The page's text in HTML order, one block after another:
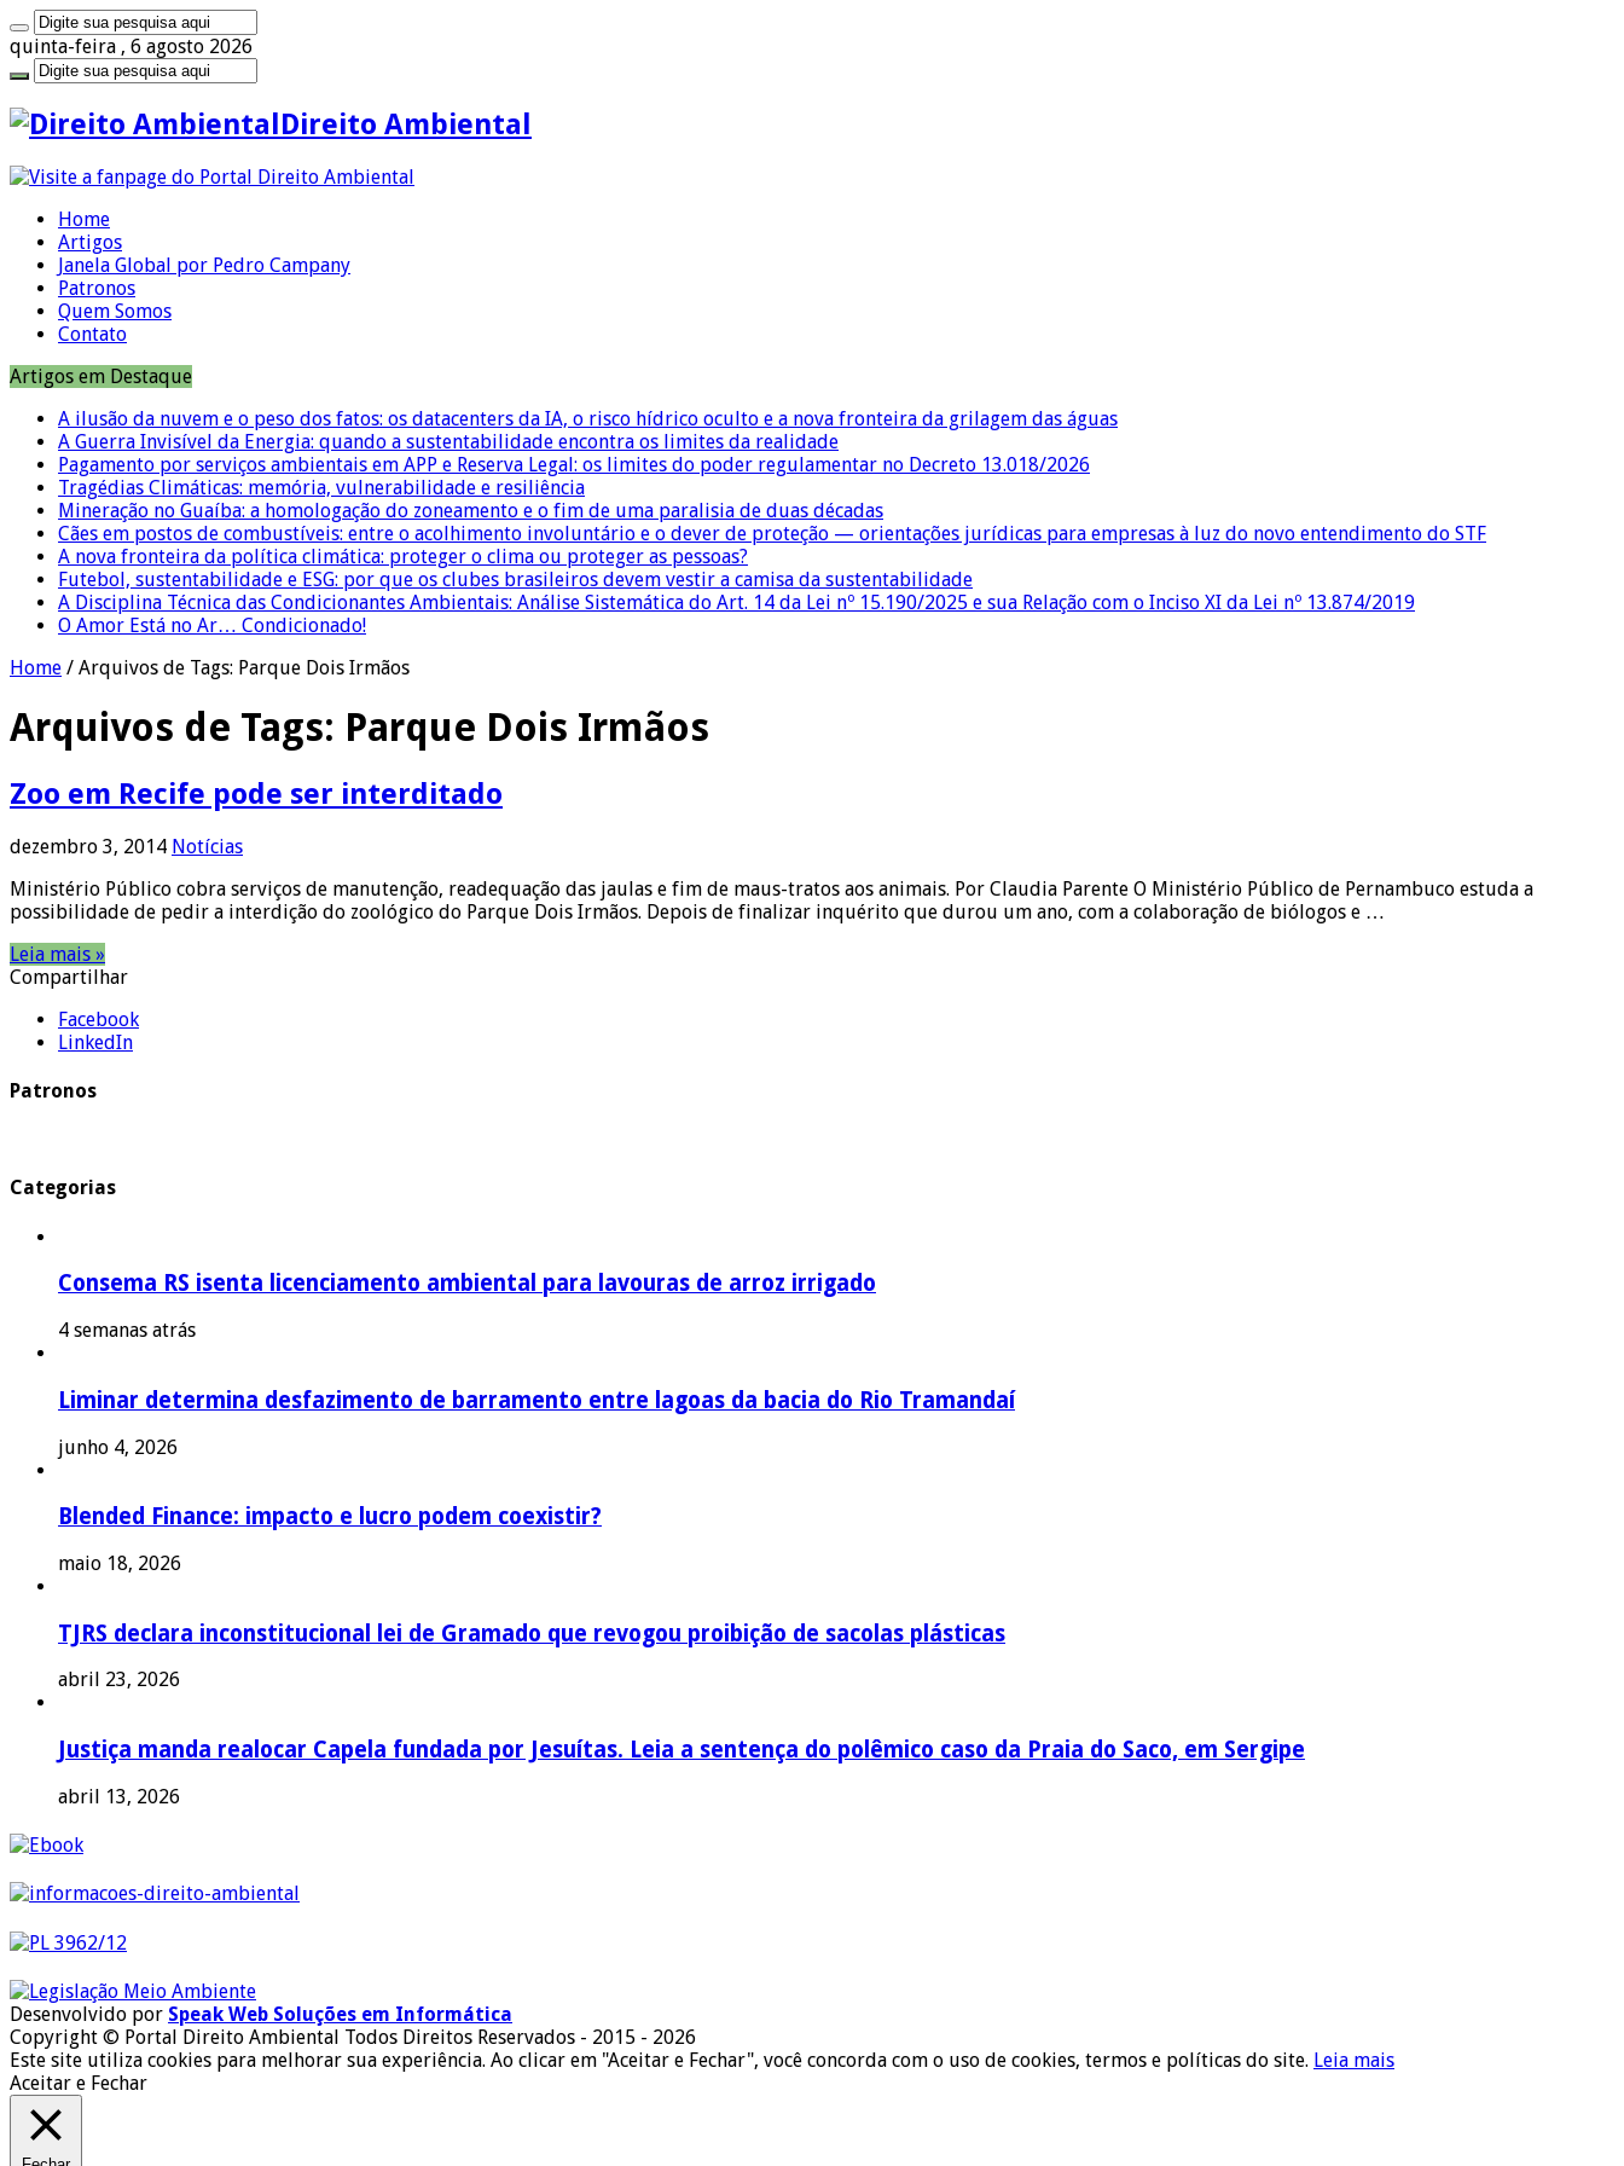
quinta-feira , 6 agosto 2026
Direito Ambiental
Home
Artigos
Janela Global por Pedro Campany
Patronos
Quem Somos
Contato
Artigos em Destaque
A ilusão da nuvem e o peso dos fatos: os datacenters da IA, o risco hídrico oculto e a nova fronteira da grilagem das águas
A Guerra Invisível da Energia: quando a sustentabilidade encontra os limites da realidade
Pagamento por serviços ambientais em APP e Reserva Legal: os limites do poder regulamentar no Decreto 13.018/2026
Tragédias Climáticas: memória, vulnerabilidade e resiliência
Mineração no Guaíba: a homologação do zoneamento e o fim de uma paralisia de duas décadas
Cães em postos de combustíveis: entre o acolhimento involuntário e o dever de proteção — orientações jurídicas para empresas à luz do novo entendimento do STF
A nova fronteira da política climática: proteger o clima ou proteger as pessoas?
Futebol, sustentabilidade e ESG: por que os clubes brasileiros devem vestir a camisa da sustentabilidade
A Disciplina Técnica das Condicionantes Ambientais: Análise Sistemática do Art. 14 da Lei nº 15.190/2025 e sua Relação com o Inciso XI da Lei nº 13.874/2019
O Amor Está no Ar… Condicionado!
Home / Arquivos de Tags: Parque Dois Irmãos
Arquivos de Tags: Parque Dois Irmãos
Zoo em Recife pode ser interditado
dezembro 3, 2014 Notícias
Ministério Público cobra serviços de manutenção, readequação das jaulas e fim de maus-tratos aos animais. Por Claudia Parente O Ministério Público de Pernambuco estuda a
possibilidade de pedir a interdição do zoológico do Parque Dois Irmãos. Depois de finalizar inquérito que durou um ano, com a colaboração de biólogos e …
Leia mais »
Compartilhar
Facebook
LinkedIn
Patronos
Categorias
Consema RS isenta licenciamento ambiental para lavouras de arroz irrigado
4 semanas atrás
Liminar determina desfazimento de barramento entre lagoas da bacia do Rio Tramandaí
junho 4, 2026
Blended Finance: impacto e lucro podem coexistir?
maio 18, 2026
TJRS declara inconstitucional lei de Gramado que revogou proibição de sacolas plásticas
abril 23, 2026
Justiça manda realocar Capela fundada por Jesuítas. Leia a sentença do polêmico caso da Praia do Saco, em Sergipe
abril 13, 2026
Desenvolvido por Speak Web Soluções em Informática
Copyright © Portal Direito Ambiental Todos Direitos Reservados - 2015 - 2026
Este site utiliza cookies para melhorar sua experiência. Ao clicar em "Aceitar e Fechar", você concorda com o uso de cookies, termos e políticas do site. Leia mais
Aceitar e Fechar